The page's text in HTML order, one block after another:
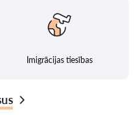
Imigrācijas tiesības